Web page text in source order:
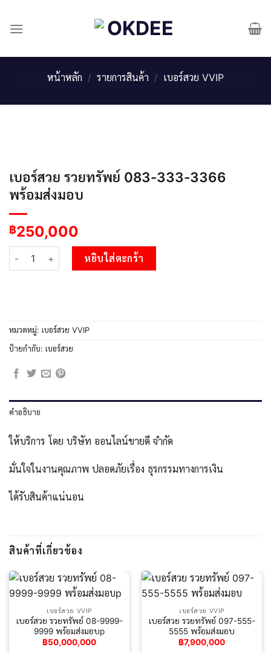
content
หน้าหลัก / รายการสินค้า / เบอร์สวย VVIP
เบอร์สวย รวยทรัพย์ 083-333-3366
พร้อมส่งมอบ
฿250,000
จำนวน เบอร์สวย รวยทรัพย์ 083-333-3366 พร้อมส่งมอบ ชิ้น
หยิบใส่ตะกร้า
หมวดหมู่: เบอร์สวย VVIP
ป้ายกำกับ: เบอร์สวย
คำอธิบาย
ให้บริการ โดย บริษัท ออนไลน์ขายดี จำกัด
มั่นใจในงานคุณภาพ ปลอดภัยเรื่อง ธุรกรรมทางการเงิน
ได้รับสินค้าแน่นอน
สินค้าที่เกี่ยวข้อง
เบอร์สวย VVIP
เบอร์สวย รวยทรัพย์ 08-9999-
9999 พร้อมส่งมอบp
฿50,000,000
เบอร์สวย VVIP
เบอร์สวย รวยทรัพย์ 097-555-
5555 พร้อมส่งมอบ
฿7,900,000